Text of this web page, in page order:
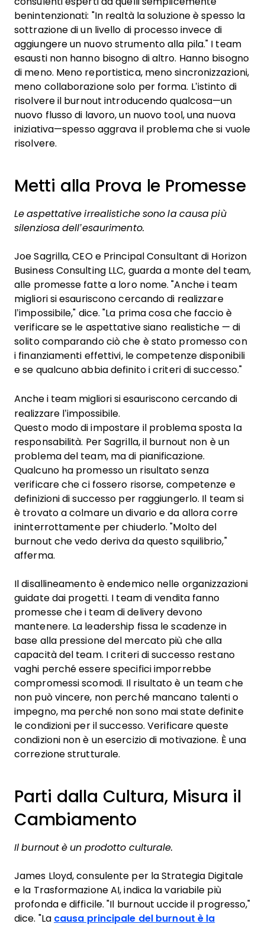
benintenzionati: "In realtà la soluzione è spesso la
sottrazione di un livello di processo invece di
aggiungere un nuovo strumento alla pila." I team
esausti non hanno bisogno di altro. Hanno bisogno
di meno. Meno reportistica, meno sincronizzazioni,
meno collaborazione solo per forma. L’istinto di
risolvere il burnout introducendo qualcosa—un
nuovo flusso di lavoro, un nuovo tool, una nuova
iniziativa—spesso aggrava il problema che si vuole
risolvere.
Metti alla Prova le Promesse
Le aspettative irrealistiche sono la causa più
silenziosa dell’esaurimento.
Joe Sagrilla, CEO e Principal Consultant di Horizon
Business Consulting LLC, guarda a monte del team,
alle promesse fatte a loro nome. "Anche i team
migliori si esauriscono cercando di realizzare
l’impossibile," dice. "La prima cosa che faccio è
verificare se le aspettative siano realistiche — di
solito comparando ciò che è stato promesso con
i finanziamenti effettivi, le competenze disponibili
e se qualcuno abbia definito i criteri di successo."
Anche i team migliori si esauriscono cercando di
realizzare l’impossibile.
Questo modo di impostare il problema sposta la
responsabilità. Per Sagrilla, il burnout non è un
problema del team, ma di pianificazione.
Qualcuno ha promesso un risultato senza
verificare che ci fossero risorse, competenze e
definizioni di successo per raggiungerlo. Il team si
è trovato a colmare un divario e da allora corre
ininterrottamente per chiuderlo. "Molto del
burnout che vedo deriva da questo squilibrio,"
afferma.
Il disallineamento è endemico nelle organizzazioni
guidate dai progetti. I team di vendita fanno
promesse che i team di delivery devono
mantenere. La leadership fissa le scadenze in
base alla pressione del mercato più che alla
capacità del team. I criteri di successo restano
vaghi perché essere specifici imporrebbe
compromessi scomodi. Il risultato è un team che
non può vincere, non perché mancano talenti o
impegno, ma perché non sono mai state definite
le condizioni per il successo. Verificare queste
condizioni non è un esercizio di motivazione. È una
correzione strutturale.
Parti dalla Cultura, Misura il
Cambiamento
Il burnout è un prodotto culturale.
James Lloyd, consulente per la Strategia Digitale
e la Trasformazione AI, indica la variabile più
profonda e difficile. "Il burnout uccide il progresso,"
dice. "La causa principale del burnout è la